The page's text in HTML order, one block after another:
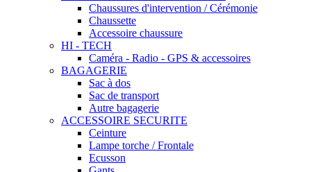
Chaussures d'intervention / Cérémonie
Chaussette
Accessoire chaussure
HI - TECH
Caméra - Radio - GPS & accessoires
BAGAGERIE
Sac à dos
Sac de transport
Autre bagagerie
ACCESSOIRE SECURITE
Ceinture
Lampe torche / Frontale
Ecusson